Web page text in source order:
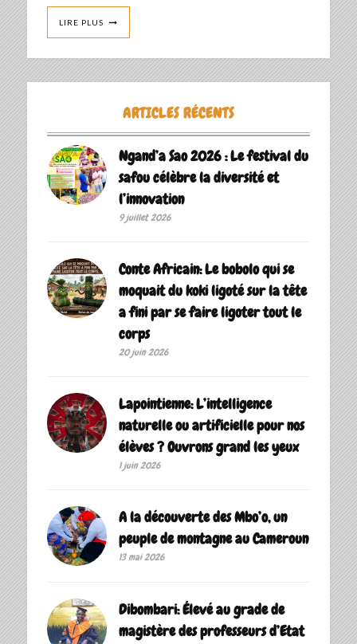
LIRE PLUS
ARTICLES RÉCENTS
Ngand’a Sao 2026 : Le festival du
safou célèbre la diversité et
l’innovation
9 juillet 2026
Conte Africain: Le bobolo qui se
moquait du koki ligoté sur la tête
a fini par se faire ligoter tout le
corps
20 juin 2026
Lapointienne: L’intelligence
naturelle ou artificielle pour nos
élèves ? Ouvrons grand les yeux
1 juin 2026
A la découverte des Mbo’o, un
peuple de montagne au Cameroun
13 mai 2026
Dibombari: Élevé au grade de
magistère des professeurs d’Etat